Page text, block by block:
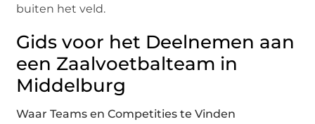
buiten het veld.
Gids voor het Deelnemen aan
een Zaalvoetbalteam in
Middelburg
Waar Teams en Competities te Vinden